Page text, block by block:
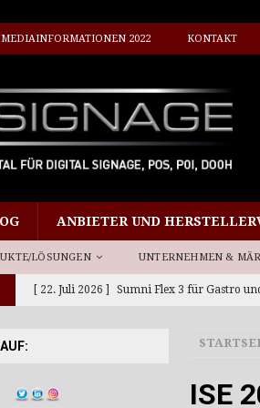
MEDIAINFORMATIONEN 2022 KONTAKT
ANBIETER UND
LÖSUNGEN UNTERNEHMEN &
[ 22. Juli 2026 ] Sumni Flex 3 für Gastro
Neue Werkstation Richtlinie
ISE